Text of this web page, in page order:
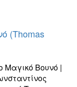
(Thomas
Μαγικό Βουνό |